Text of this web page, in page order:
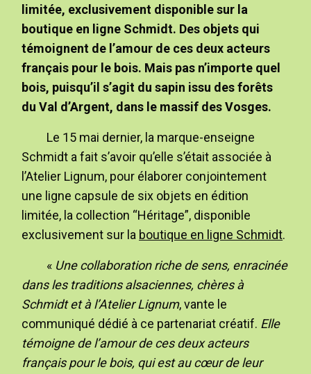
limitée, exclusivement disponible sur la
boutique en ligne Schmidt. Des objets qui
témoignent de l’amour de ces deux acteurs
français pour le bois. Mais pas n’importe quel
bois, puisqu’il s’agit du sapin issu des forêts
du Val d’Argent, dans le massif des Vosges.
Le 15 mai dernier, la marque-enseigne
Schmidt a fait s’avoir qu’elle s’était associée à
l’Atelier Lignum, pour élaborer conjointement
une ligne capsule de six objets en édition
limitée, la collection “Héritage”, disponible
exclusivement sur la boutique en ligne Schmidt.
« Une collaboration riche de sens, enracinée
dans les traditions alsaciennes, chères à
Schmidt et à l’Atelier Lignum, vante le
communiqué dédié à ce partenariat créatif. Elle
témoigne de l’amour de ces deux acteurs
français pour le bois, qui est au cœur de leur